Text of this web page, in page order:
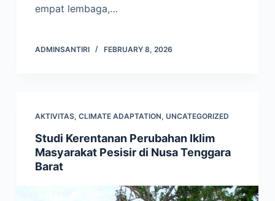
empat lembaga,…
ADMINSANTIRI FEBRUARY 8, 2026
AKTIVITAS, CLIMATE ADAPTATION, UNCATEGORIZED
Studi Kerentanan Perubahan Iklim
Masyarakat Pesisir di Nusa Tenggara
Barat